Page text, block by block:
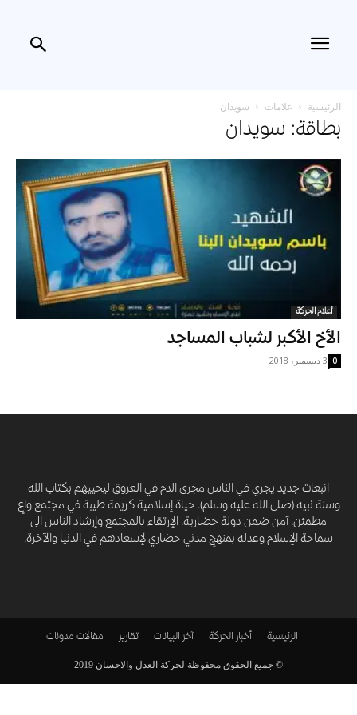
الرئيسية علامات سويدان
بطاقة: سويدان
أعلام الحركة
الأخ الأكبر لشباب المساجد
3 ديسمبر، 2018 0
انبعاث جديد يجري في الناس مجرى الدم في العروق ليحييهم بكتاب الله
وسنة نبيه (صلى الله عليه وسلم). حياة إسلامية كريمة طيبة في مجتمع واعٍ
مطمئن، آمن ضمن دولة حضارية. الإرتقاء بالمجتمع وإرشاد الناس الى
سماحة الإسلام وعدله بمنهجٍ مدني حضاري لإسعادهم في الدنيا والآخرة.
الرئيسية أخبار الحركة آخر البيانات تقارير مقالات مدونات
© جميع الحقوق محفوظة لحركة العدل والاحسان 2019